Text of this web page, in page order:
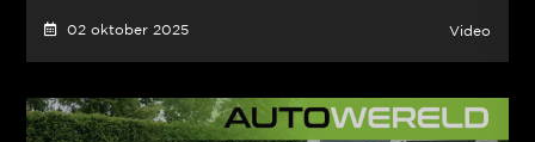
02 oktober 2025 Video